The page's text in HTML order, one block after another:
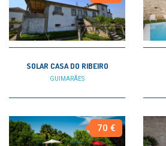
SOLAR CASA DO RIBEIRO
GUIMARÃES
70 €